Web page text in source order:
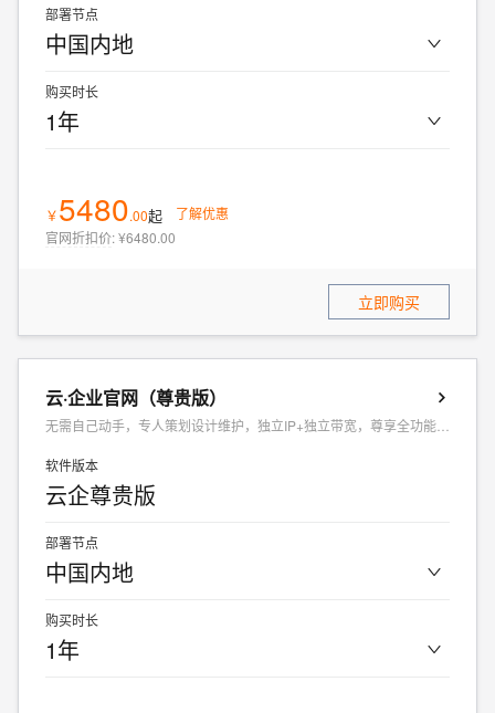
部署节点
中国内地
购买时长
1年
￥5480.00起
了解优惠
官网折扣价:¥6480.00
立即购买
云·企业官网（尊贵版）
软件版本
云企尊贵版
部署节点
中国内地
购买时长
1年